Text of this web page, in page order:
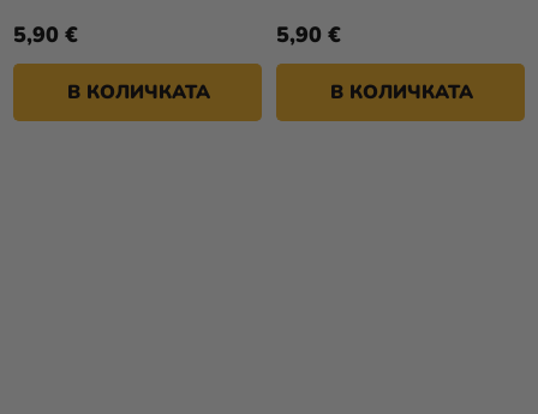
5,90 €
В КОЛИЧКАТА
5,90 €
В КОЛИЧКАТА